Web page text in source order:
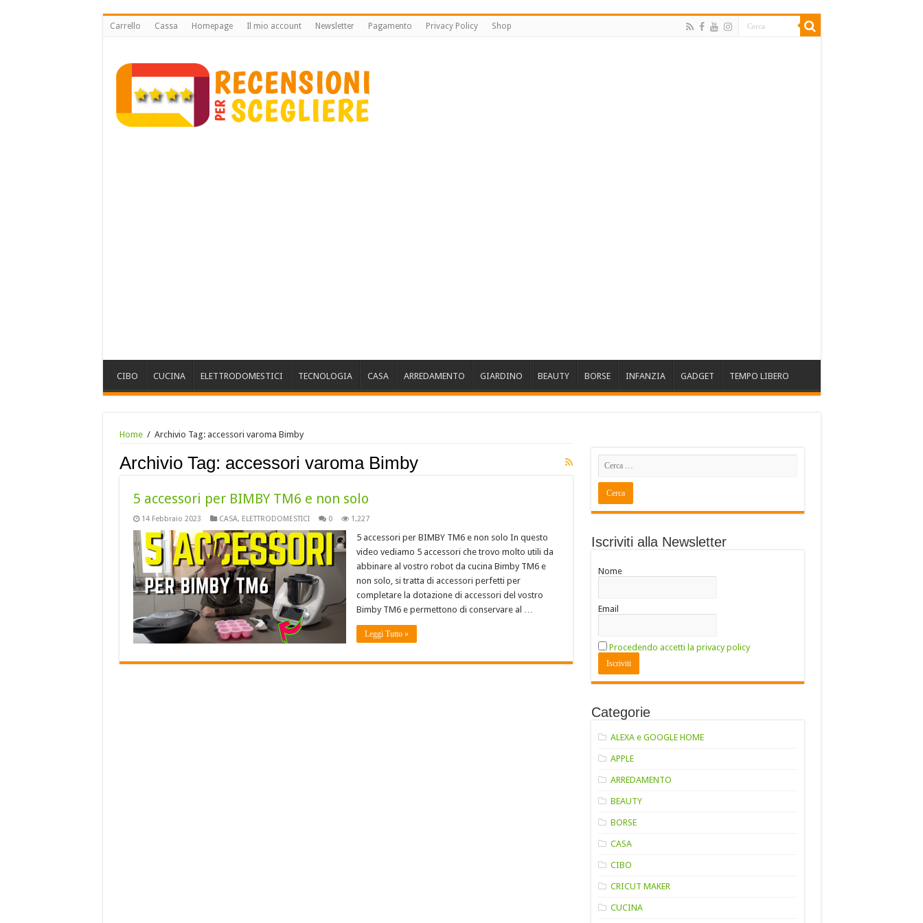
Carrello Cassa Homepage Il mio account Newsletter Pagamento Privacy Policy Shop
CIBO CUCINA ELETTRODOMESTICI TECNOLOGIA CASA ARREDAMENTO GIARDINO BEAUTY BORSE INFANZIA GADGET TEMPO LIBERO
Home / Archivio Tag: accessori varoma Bimby
Archivio Tag: accessori varoma Bimby
5 accessori per BIMBY TM6 e non solo
14 Febbraio 2023 CASA, ELETTRODOMESTICI 0 1,227
5 accessori per BIMBY TM6 e non solo In questo
video vediamo 5 accessori che trovo molto utili da
abbinare al vostro robot da cucina Bimby TM6 e
non solo, si tratta di accessori perfetti per
completare la dotazione di accessori del vostro
Bimby TM6 e permettono di conservare al …
Leggi Tutto »
Iscriviti alla Newsletter
Nome
Email
Procedendo accetti la privacy policy
Categorie
ALEXA e GOOGLE HOME
APPLE
ARREDAMENTO
BEAUTY
BORSE
CASA
CIBO
CRICUT MAKER
CUCINA